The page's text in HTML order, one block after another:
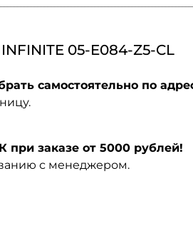
05-E084-Z5-CL
самостоятельно по
заказе от 5000 рублей!
с менеджером.